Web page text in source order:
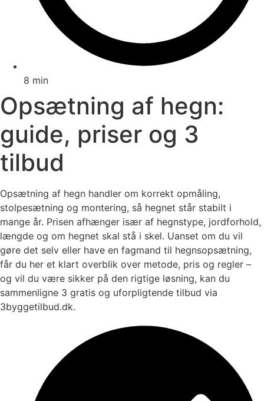
8 min
Opsætning af hegn:
guide, priser og 3
tilbud
Opsætning af hegn handler om korrekt opmåling,
stolpesætning og montering, så hegnet står stabilt i
mange år. Prisen afhænger især af hegnstype, jordforhold,
længde og om hegnet skal stå i skel. Uanset om du vil
gøre det selv eller have en fagmand til hegnsopsætning,
får du her et klart overblik over metode, pris og regler –
og vil du være sikker på den rigtige løsning, kan du
sammenligne 3 gratis og uforpligtende tilbud via
3byggetilbud.dk.